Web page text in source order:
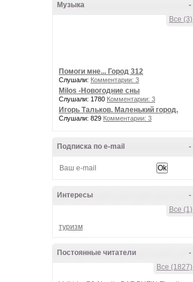
-
Музыка
Все (3)
Помоги мне... Город 312
Слушали: Комментарии: 3
Milos -Новогодние сны
Слушали: 1780 Комментарии: 3
Игорь Тальков. Маленький город.
Слушали: 829 Комментарии: 3
-
Подписка по e-mail
-
Интересы
Все (1)
туризм
-
Постоянные читатели
Все (1827)